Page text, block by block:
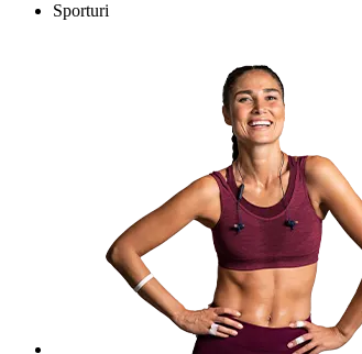
Sporturi